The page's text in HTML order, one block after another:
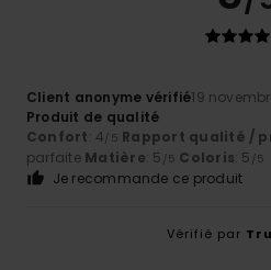
Client anonyme vérifié19
Produit de qualité
Confort: 4/5 Rapport qualité /
parfaite Matière: 5 /5 Coloris: 5 /5
Je recommande ce produit
Vérifié par